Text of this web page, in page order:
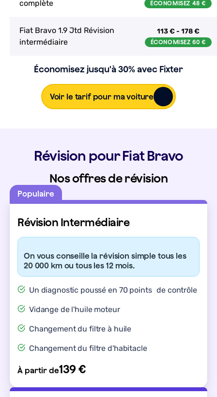
complète
Fiat Bravo 1.9 Jtd Révision
intermédiaire
113 € - 178 €
Économisez jusqu'à 30% avec Fixter
Voir le tarif pour ma voiture
Révision pour Fiat Bravo
Nos offres de révision
Populaire
Révision Intermédiaire
On vous conseille la révision simple tous les
20 000 km ou tous les 12 mois.
Un diagnostic poussé en 70 points de contrôle
Vidange de l'huile moteur
Changement du filtre à huile
Changement du filtre d'habitacle
À partir de139 €